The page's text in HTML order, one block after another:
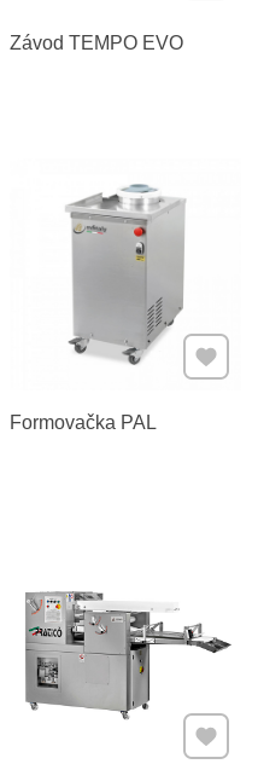
Závod TEMPO EVO
Formovačka PAL
Pridať k
Pridať k